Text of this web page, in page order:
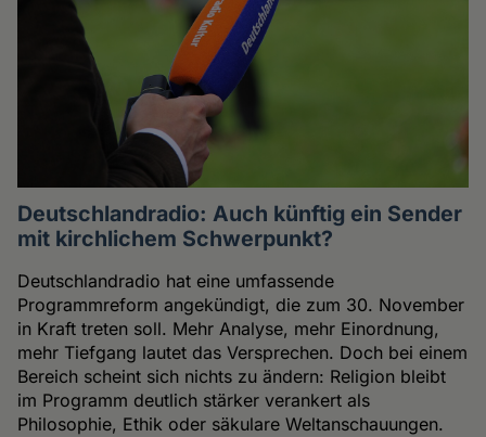
Deutschlandradio: Auch künftig ein Sender
mit kirchlichem Schwerpunkt?
Deutschlandradio hat eine umfassende
Programmreform angekündigt, die zum 30. November
in Kraft treten soll. Mehr Analyse, mehr Einordnung,
mehr Tiefgang lautet das Versprechen. Doch bei einem
Bereich scheint sich nichts zu ändern: Religion bleibt
im Programm deutlich stärker verankert als
Philosophie, Ethik oder säkulare Weltanschauungen.